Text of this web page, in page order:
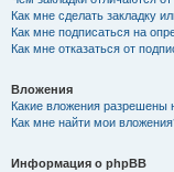
Как мне сделать закладку
Как мне подписаться на
Как мне отказаться от
Вложения
Какие вложения разрешены
Как мне найти мои
Информация о phpBB